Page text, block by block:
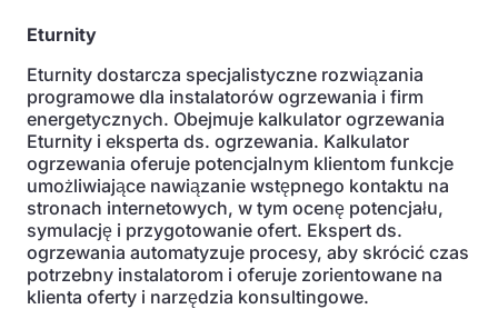
Eturnity
Eturnity dostarcza specjalistyczne rozwiązania
programowe dla instalatorów ogrzewania i firm
energetycznych. Obejmuje kalkulator ogrzewania
Eturnity i eksperta ds. ogrzewania. Kalkulator
ogrzewania oferuje potencjalnym klientom funkcje
umożliwiające nawiązanie wstępnego kontaktu na
stronach internetowych, w tym ocenę potencjału,
symulację i przygotowanie ofert. Ekspert ds.
ogrzewania automatyzuje procesy, aby skrócić czas
potrzebny instalatorom i oferuje zorientowane na
klienta oferty i narzędzia konsultingowe.